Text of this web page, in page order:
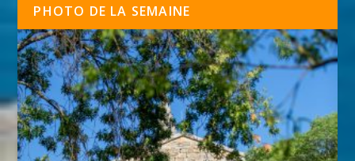
PHOTO DE LA SEMAINE